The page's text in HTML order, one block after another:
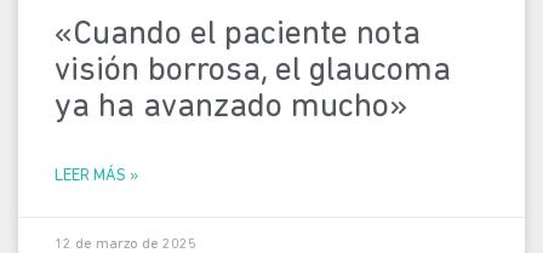
«Cuando el paciente nota
visión borrosa, el glaucoma
ya ha avanzado mucho»
LEER MÁS »
12 de marzo de 2025